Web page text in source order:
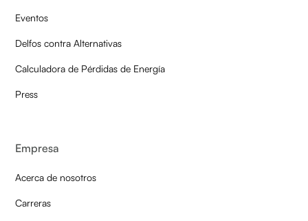
Eventos
Delfos contra Alternativas
Calculadora de Pérdidas de Energía
Press
Empresa
Acerca de nosotros
Carreras